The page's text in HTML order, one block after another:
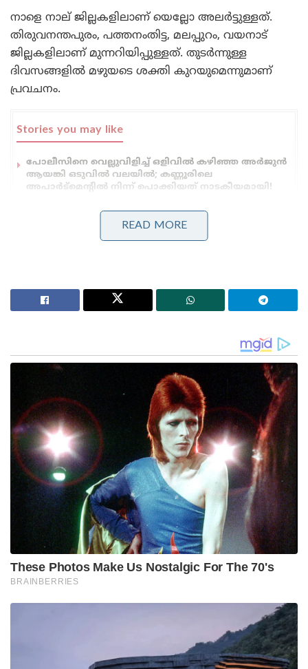
നാളെ നാല് ജില്ലകളിലാണ് യെല്ലോ അലര്‍ട്ടുള്ളത്.
തിരുവനന്തപുരം, പത്തനംതിട്ട, മലപ്പുറം, വയനാട്
ജില്ലകളിലാണ് മുന്നറിയിപ്പുള്ളത്. തുടര്‍ന്നുള്ള
ദിവസങ്ങളില്‍ മഴുയടെ ശക്തി കുറയുമെന്നുമാണ്
പ്രവചനം.
Stories you may like
പോലീസിനെ വെല്ലുവിളിച്ച് ഒളിവിൽ കഴിഞ്ഞ അർജുൻ
ആയങ്കി ഒടുവിൽ വലയിൽ; കണ്ണൂരിലെ
അപാർട്മെന്റിൽ നിന്ന് പൊക്കിയത് നാടകീയമായി!
ജയിലിൽ അടയ്ക്കപ്പെട്ടത്, പിന്തുണ വേണ്ട, പിന്നിൽ
നിന്ന് കുത്തരുത്; ജയരാജനെതിരെ ആഞ്ഞടിച്ച്
അർജുൻ ആയങ്കി
കൊല്ലം ജില്ലയില്‍ (ആലപ്പാട്ട് മുതല്‍ ഇടവ വരെ) ഇന്ന്
(05/04/2025) ഉച്ചയ്ക്ക് 02.30 മുതല്‍ നാളെ (06/04/2025)
കള്ളക്കടല്‍ പ്രതിഭാസത്തിന്റെ ഭാഗമായി ഉയര്‍ന്ന
തിരമാലകള്‍ കാരണം കടലാക്രമണത്തിന്
സാധ്യതയുണ്ടെന്ന് ദേശീയ സമുദ്രസ്ഥിതിപഠന
ഗവേഷണ കേന്ദ്രം അറിയിച്ചു.
തിരുവനന്തപുരം ജില്ലയില്‍ (കാപ്പില്‍ മുതല്‍ പൂവാര്‍
വരെ) നാളെ (06/04/2025) രാവിലെ 11.30 വരെ 0.9
മുതല്‍ 1.1 മീറ്റര്‍ വരെയും, കന്യാകുമാരി തീരത്ത്
നാളെ (06/04/2025) രാവിലെ 11. 30 വരെ 1.1 മുതല്‍ 1.2
മീറ്റര്‍ വരെ കള്ളക്കടല്‍ പ്രതിഭാസത്തിന്റെ ഭാഗമായി
ഉയര്‍ന്ന തിരമാലകള്‍ കാരണം കടലാക്രമണത്തിന്
സാധ്യതയുണ്ടെന്ന് ദേശീയ സമുദ്രസ്ഥിതിപഠന
ഗവേഷണ കേന്ദ്രം അറിയിച്ചു.
Tags: rain Alert
READ MORE